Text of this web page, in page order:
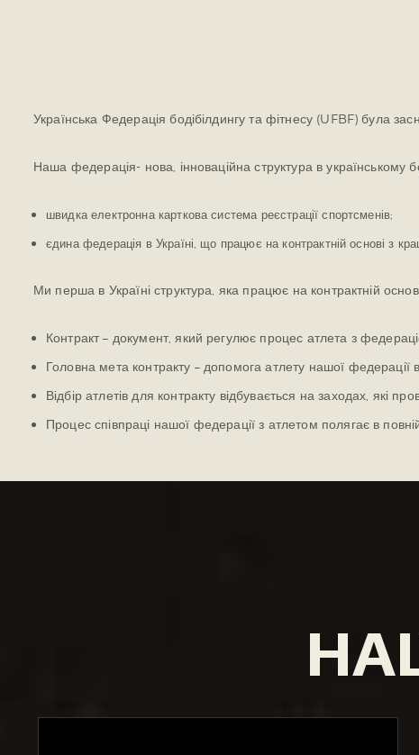
Українська Федерація бодібілдингу та фітнесу (UFBF) була
Наша федерація- нова, інноваційна структура в українському
швидка електронна карткова система реєстрації спортсменів;
єдина федерація в Україні, що працює на контрактній основі з
Ми перша в Україні структура, яка працює на контрактній
Контракт – документ, який регулює процес атлета з
Головна мета контракту – допомога атлету нашої федерації
Відбір атлетів для контракту відбувається на заходах, які
Процес співпраці нашої федерації з атлетом полягає в